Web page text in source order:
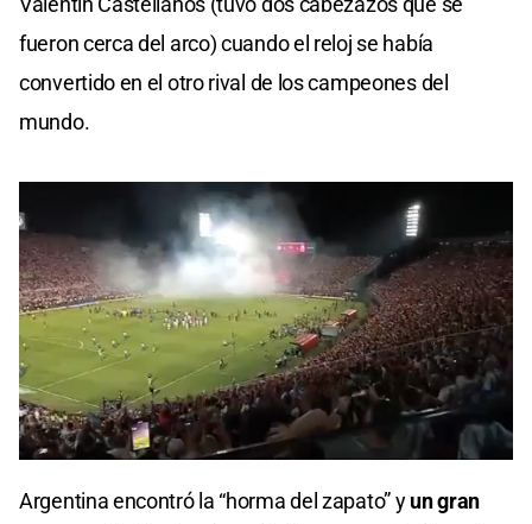
fueron cerca del arco) cuando el reloj se había
convertido en el otro rival de los campeones del
mundo.
of
Argentina encontró la “horma del zapato” yun gran